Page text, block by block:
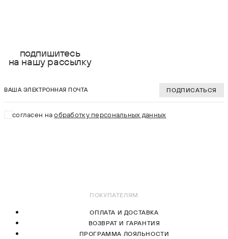
37
подпишитесь
на нашу рассылку
ПОДПИСАТЬСЯ
согласен наобработку персональных данных
ПОКУПАТЕЛЯМ
ОПЛАТА И ДОСТАВКА
ВОЗВРАТ И ГАРАНТИЯ
ПРОГРАММА ЛОЯЛЬНОСТИ